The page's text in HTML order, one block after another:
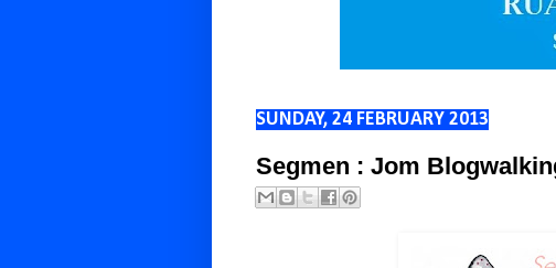
SUNDAY, 24 FEBRUARY 2013
Segmen : Jom